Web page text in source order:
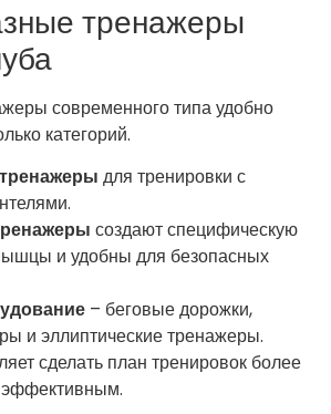
тренажеры
современного типа удобно
категорий.
для тренировки с
создают специфическую
и удобны для безопасных
– беговые дорожки,
и эллиптические тренажеры.
сделать план тренировок более
эффективным.